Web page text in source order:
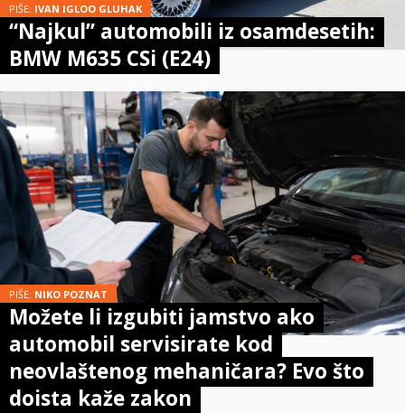
PIŠE: IVAN IGLOO GLUHAK
“Najkul” automobili iz osamdesetih:
BMW M635 CSi (E24)
PIŠE: NIKO POZNAT
Možete li izgubiti jamstvo ako
automobil servisirate kod
neovlaštenog mehaničara? Evo što
doista kaže zakon